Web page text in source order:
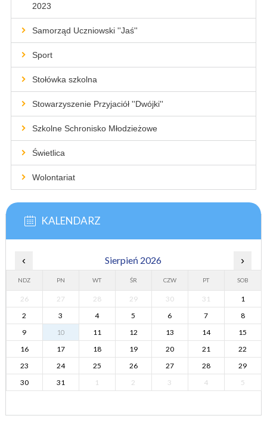
2023
Samorząd Uczniowski ''Jaś''
Sport
Stołówka szkolna
Stowarzyszenie Przyjaciół ''Dwójki''
Szkolne Schronisko Młodzieżowe
Świetlica
Wolontariat
KALENDARZ
‹ Sierpień 2026 ›
NDZ PN WT ŚR CZW PT SOB
26 27 28 29 30 31
1
2
3 4 5 6 7
8
9
10 11 12 13 14
15
16
17 18 19 20 21
22
23
24 25 26 27 28
29
30
31 1 2 3 4 5